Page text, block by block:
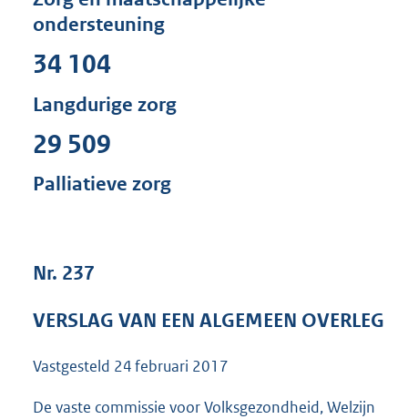
s
ondersteuning
34 104
Langdurige zorg
29 509
Palliatieve zorg
Nr. 237
VERSLAG VAN EEN ALGEMEEN OVERLEG
Vastgesteld 24 februari 2017
De vaste commissie voor Volksgezondheid, Welzijn